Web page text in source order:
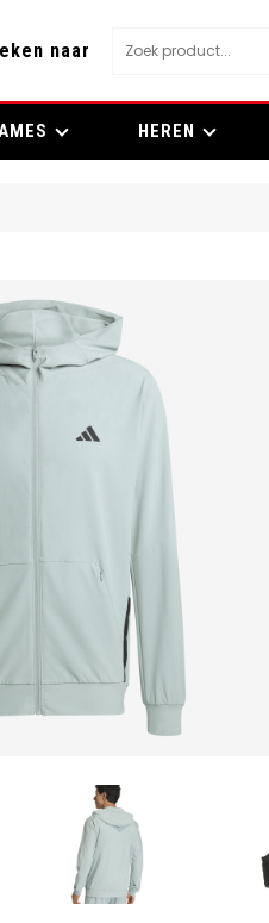
naar
HEREN